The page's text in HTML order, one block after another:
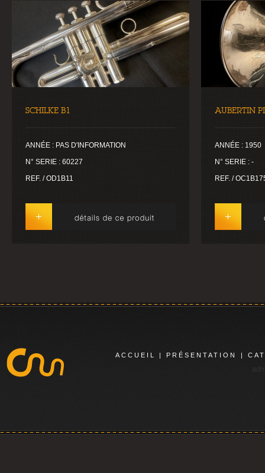
SCHILKE B1
ANNÉE : PAS D'INFORMATION
N° SERIE : 60227
REF. / OD1B11
AUBERTIN
ANNÉE : 1950
N° SERIE : -
REF. /
ACCUEIL |PRÉSENTATION |